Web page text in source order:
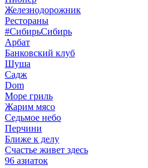
Железнодорожник
Рестораны
#СибирьСибирь
Арбат
Банковский клуб
Шуша
Садж
Dom
Море гриль
Жарим мясо
Седьмое небо
Перчини
Ближе к делу
Счастье живет здесь
96 азиаток